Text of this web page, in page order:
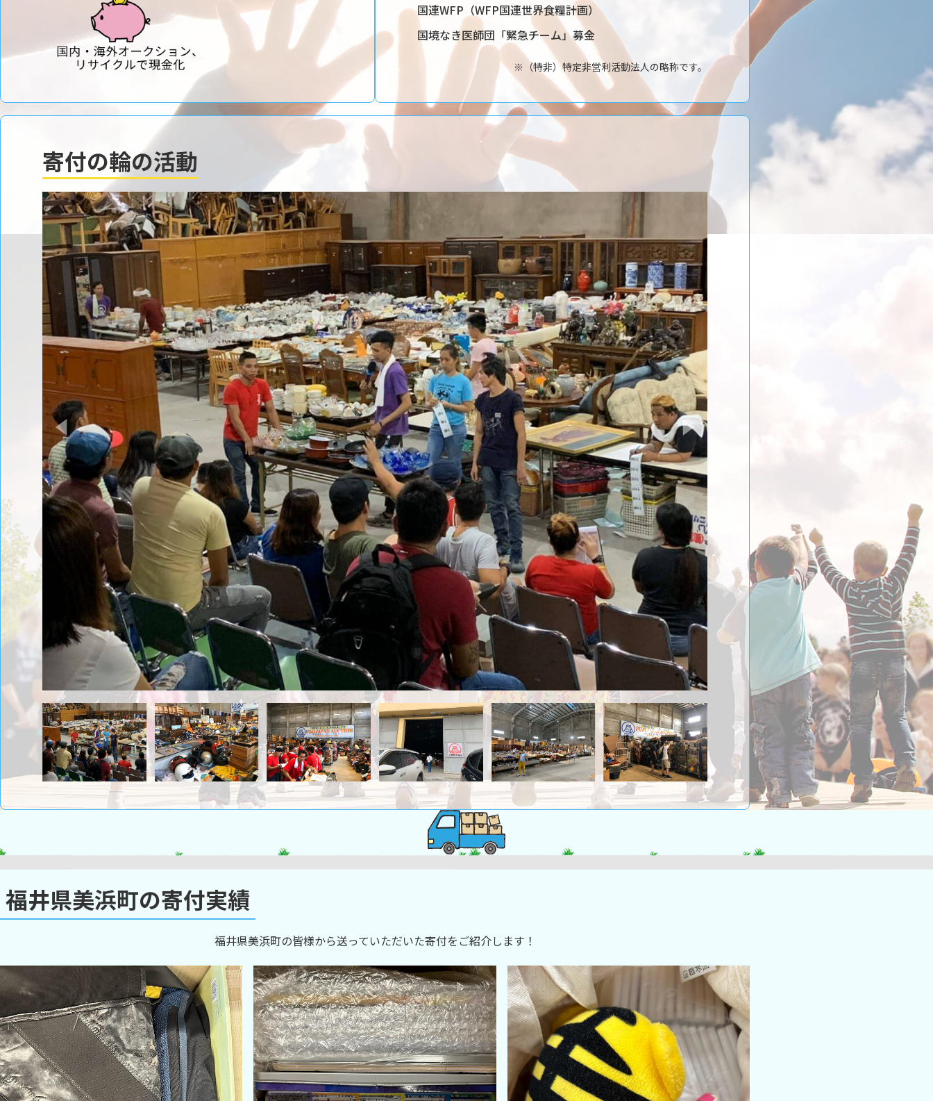
国連WFP（WFP国連世界食糧計画）
国境なき医師団「緊急チーム」募金
※（特非）特定非営利活動法人の略称です。
寄付の輪の活動
福井県美浜町の寄付実績
福井県美浜町の皆様から送っていただいた寄付をご紹介します！